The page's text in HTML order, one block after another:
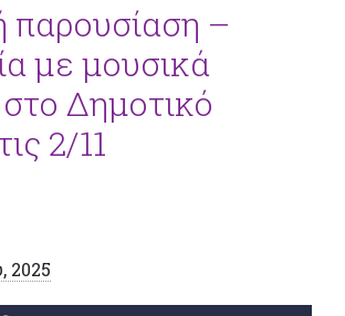
παρουσίαση –
με μουσικά
Δημοτικό
2/11
2025